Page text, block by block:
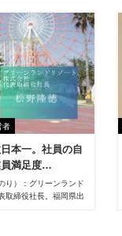
者
本一。社員の自
員満足度…
り）：グリーンランド
取締役社長。福岡県出